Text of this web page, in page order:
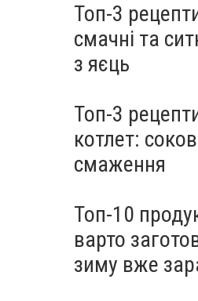
Топ-3
смачні та
з яєць
Топ-3
котлет:
смаження
Топ-10
варто
зиму вже